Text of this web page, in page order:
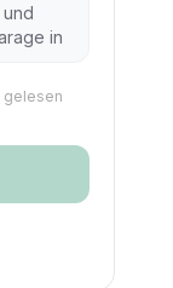
gelesen